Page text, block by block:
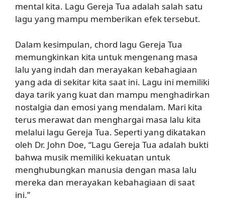
mental kita. Lagu Gereja Tua adalah salah satu
lagu yang mampu memberikan efek tersebut.
Dalam kesimpulan, chord lagu Gereja Tua
memungkinkan kita untuk mengenang masa
lalu yang indah dan merayakan kebahagiaan
yang ada di sekitar kita saat ini. Lagu ini memiliki
daya tarik yang kuat dan mampu menghadirkan
nostalgia dan emosi yang mendalam. Mari kita
terus merawat dan menghargai masa lalu kita
melalui lagu Gereja Tua. Seperti yang dikatakan
oleh Dr. John Doe, “Lagu Gereja Tua adalah bukti
bahwa musik memiliki kekuatan untuk
menghubungkan manusia dengan masa lalu
mereka dan merayakan kebahagiaan di saat
ini.”